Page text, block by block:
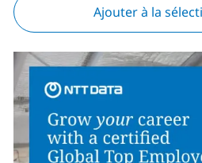
Ajouter à la